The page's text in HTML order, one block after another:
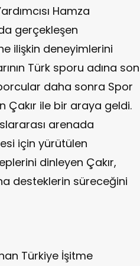
Hamza
gerçekleşen
ilişkin deneyimlerini
Türk sporu adına son
daha sonra Spor
Çakır ile bir araya geldi.
arenada
için yürütülen
dinleyen Çakır,
desteklerin süreceğini
Türkiye İşitme